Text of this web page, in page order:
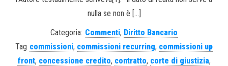
nulla se non è […]
Categoria: Commenti, Diritto Bancario
Tag commissioni, commissioni recurring, commissioni up
front, concessione credito, contratto, corte di giustizia,